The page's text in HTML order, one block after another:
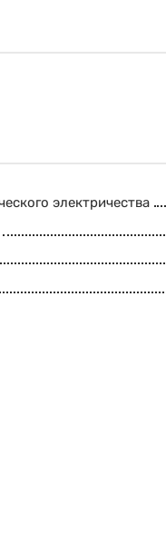
электричества